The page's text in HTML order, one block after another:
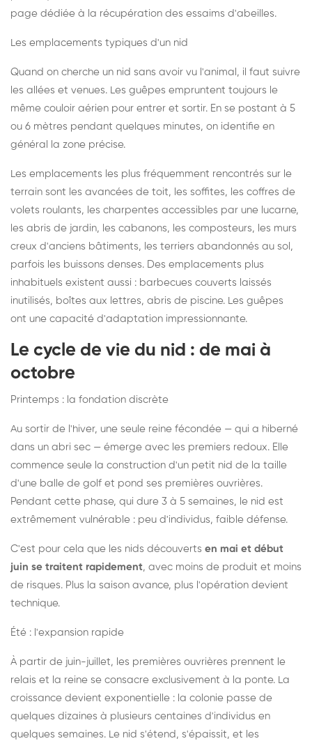
page dédiée à la récupération des essaims d'abeilles.
Les emplacements typiques d'un nid
Quand on cherche un nid sans avoir vu l'animal, il faut suivre
les allées et venues. Les guêpes empruntent toujours le
même couloir aérien pour entrer et sortir. En se postant à 5
ou 6 mètres pendant quelques minutes, on identifie en
général la zone précise.
Les emplacements les plus fréquemment rencontrés sur le
terrain sont les avancées de toit, les soffites, les coffres de
volets roulants, les charpentes accessibles par une lucarne,
les abris de jardin, les cabanons, les composteurs, les murs
creux d'anciens bâtiments, les terriers abandonnés au sol,
parfois les buissons denses. Des emplacements plus
inhabituels existent aussi : barbecues couverts laissés
inutilisés, boîtes aux lettres, abris de piscine. Les guêpes
ont une capacité d'adaptation impressionnante.
Le cycle de vie du nid : de mai à
octobre
Printemps : la fondation discrète
Au sortir de l'hiver, une seule reine fécondée — qui a hiberné
dans un abri sec — émerge avec les premiers redoux. Elle
commence seule la construction d'un petit nid de la taille
d'une balle de golf et pond ses premières ouvrières.
Pendant cette phase, qui dure 3 à 5 semaines, le nid est
extrêmement vulnérable : peu d'individus, faible défense.
C'est pour cela que les nids découverts en mai et début
juin se traitent rapidement, avec moins de produit et moins
de risques. Plus la saison avance, plus l'opération devient
technique.
Été : l'expansion rapide
À partir de juin-juillet, les premières ouvrières prennent le
relais et la reine se consacre exclusivement à la ponte. La
croissance devient exponentielle : la colonie passe de
quelques dizaines à plusieurs centaines d'individus en
quelques semaines. Le nid s'étend, s'épaissit, et les